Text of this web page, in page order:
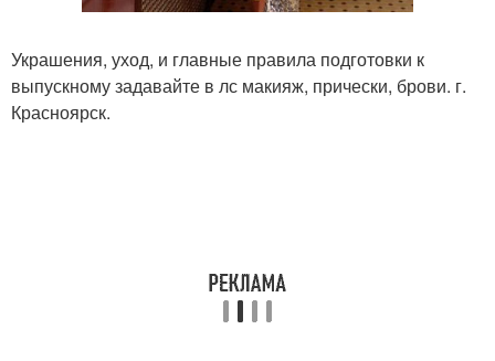
Украшения, уход, и главные правила подготовки к
выпускному задавайте в лс макияж, прически, брови. г.
Красноярск.